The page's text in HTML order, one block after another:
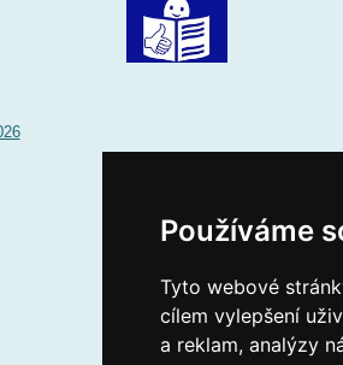
Používáme
Tyto webové
cílem vylepšení
a reklam, analýzy